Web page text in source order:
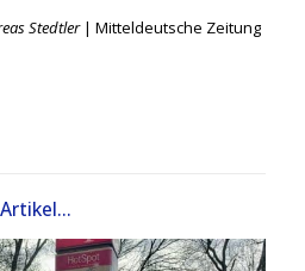
Stedtler| Mitteldeutsche Zeitung